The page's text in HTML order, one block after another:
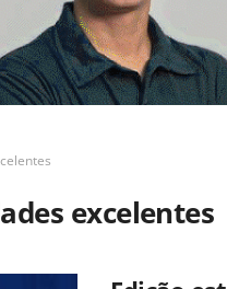
excelentes